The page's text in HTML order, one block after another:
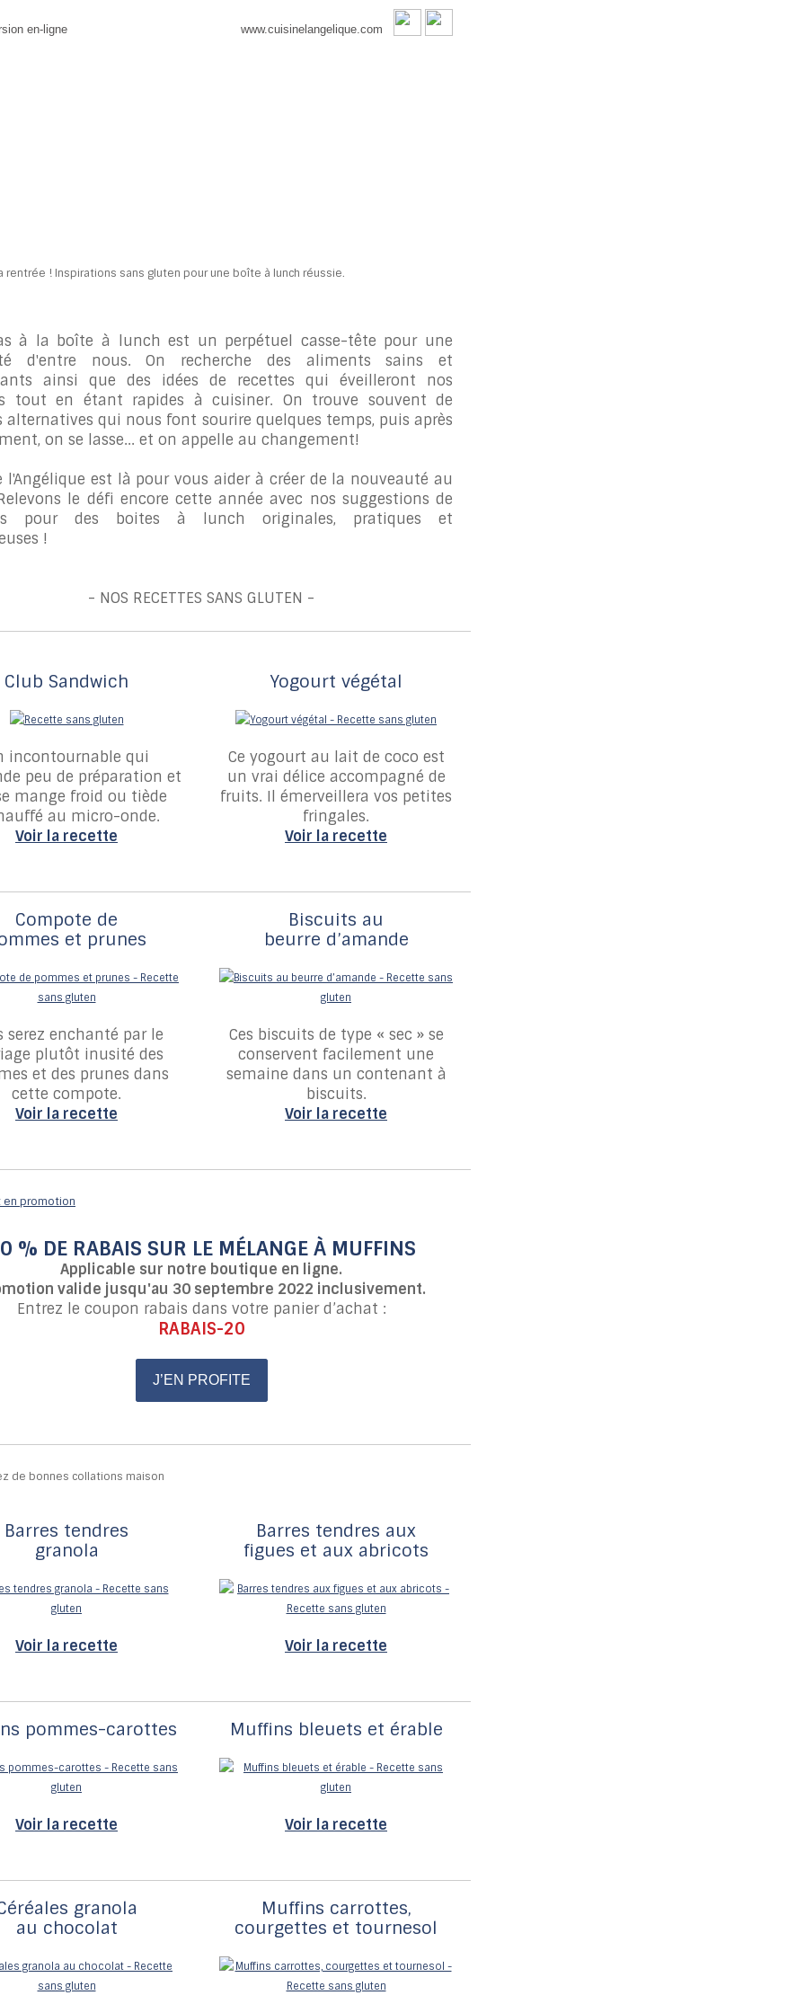
www.cuisinelangelique.com
en-ligne
à la boîte à lunch est un perpétuel casse-tête pour une
d'entre nous. On recherche des aliments sains et
ainsi que des idées de recettes qui éveilleront nos
tout en étant rapides à cuisiner. On trouve souvent de
alternatives qui nous font sourire quelques temps, puis après
on se lasse... et on appelle au changement!
l'Angélique est là pour vous aider à créer de la nouveauté au
le défi encore cette année avec nos suggestions de
pour des boites à lunch originales, pratiques et
!
- NOS RECETTES SANS GLUTEN -
Club Sandwich
incontournable qui
peu de préparation et
mange froid ou tiède
au micro-onde.
Voir la recette
Yogourt végétal
Ce yogourt au lait de coco est
un vrai délice accompagné de
fruits. Il émerveillera vos petites
fringales.
Voir la recette
Compote de
et prunes
serez enchanté par le
plutôt inusité des
et des prunes dans
cette compote.
Voir la recette
Biscuits au
beurre d’amande
Ces biscuits de type « sec » se
conservent facilement une
semaine dans un contenant à
biscuits.
Voir la recette
% DE RABAIS SUR LE MÉLANGE À MUFFINS
Applicable sur notre boutique en ligne.
valide jusqu'au 30 septembre 2022 inclusivement.
Entrez le coupon rabais dans votre panier d’achat :
RABAIS-20
J’EN PROFITE
Barres tendres
granola
Voir la recette
Barres tendres aux
figues et aux abricots
Voir la recette
pommes-carottes
Voir la recette
Muffins bleuets et érable
Voir la recette
granola
au chocolat
Muffins carrottes,
courgettes et tournesol